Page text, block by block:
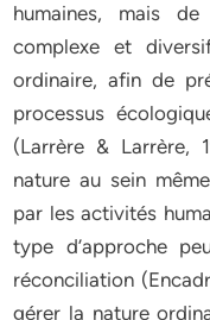
humaines, mais
complexe et
ordinaire, afin de
processus
(Larrère & Larrère,
nature au sein
par les activités
type d’approche
réconciliation
gérer la nature